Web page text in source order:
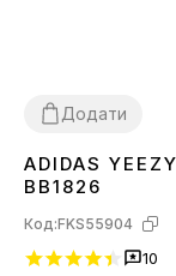
Додати
37 3839 40 4142
ADIDAS
BB1826
Код:FKS55904
10